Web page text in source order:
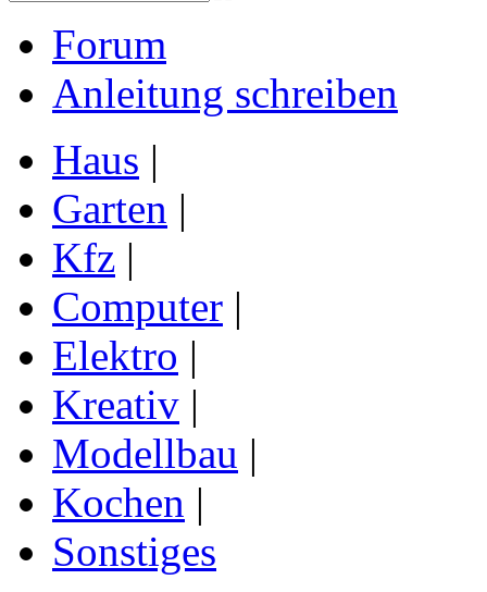
Forum
Anleitung schreiben
Haus |
Garten |
Kfz |
Computer |
Elektro |
Kreativ |
Modellbau |
Kochen |
Sonstiges